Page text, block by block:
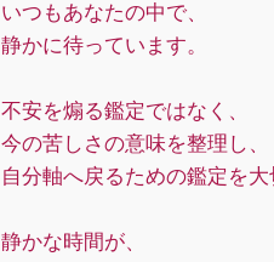
いつもあなたの中で、
静かに待っています。
不安を煽る鑑定ではなく、
今の苦しさの意味を整理し、
自分軸へ戻るための鑑定を大
静かな時間が、